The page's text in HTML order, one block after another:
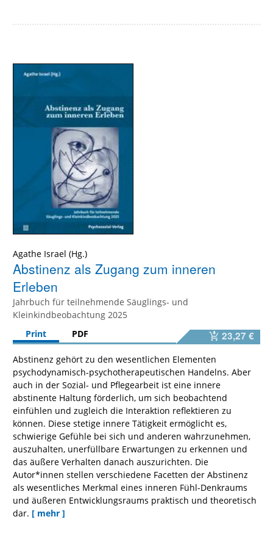
Agathe Israel
Abstinenz als Zugang zum inneren
Erleben
Jahrbuch für teilnehmende Säuglings- und
Kleinkindbeobachtung 2025
Print
PDF 23,27 €
Abstinenz gehört zu den wesentlichen Elementen
psychodynamisch-psychotherapeutischen Handelns. Aber
auch in der Sozial- und Pflegearbeit ist eine innere
abstinente Haltung förderlich, um sich beobachtend
einfühlen und zugleich die Interaktion reflektieren zu
können. Diese stetige innere Tätigkeit ermöglicht es,
schwierige Gefühle bei sich und anderen wahrzunehmen,
auszuhalten, unerfüllbare Erwartungen zu erkennen und
das äußere Verhalten danach auszurichten. Die
Autor*innen stellen verschiedene Facetten der Abstinenz
als wesentliches Merkmal eines inneren Fühl-Denkraums
und äußeren Entwicklungsraums praktisch und theoretisch
dar. [ mehr ]